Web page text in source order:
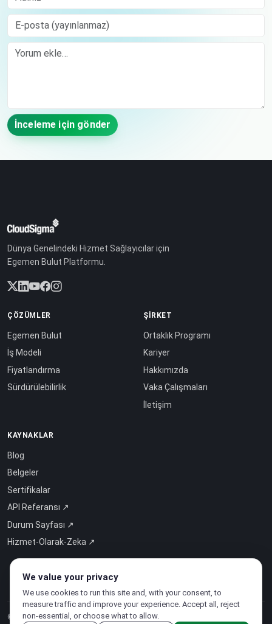
E-posta (yayınlanmaz)
Comment
İnceleme için gönder
Dünya Genelindeki Hizmet Sağlayıcılar için
Egemen Bulut Platformu.
ÇÖZÜMLER
Egemen Bulut
İş Modeli
Fiyatlandırma
Sürdürülebilirlik
ŞIRKET
Ortaklık Programı
Kariyer
Hakkımızda
Vaka Çalışmaları
İletişim
KAYNAKLAR
Blog
Belgeler
Sertifikalar
API Referansı ↗
Durum Sayfası ↗
Hizmet-Olarak-Zeka ↗
© 2026 CloudSigma Holding AG.Tüm hakları saklıdır
We value your privacy
We use cookies to run this site and, with your consent, to
measure traffic and improve your experience. Accept all, reject
non-essential, or choose what to allow.